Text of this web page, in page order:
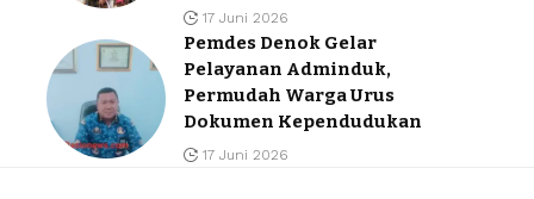
17 Juni 2026
Pemdes Denok Gelar
Pelayanan Adminduk,
Permudah Warga Urus
Dokumen Kependudukan
17 Juni 2026